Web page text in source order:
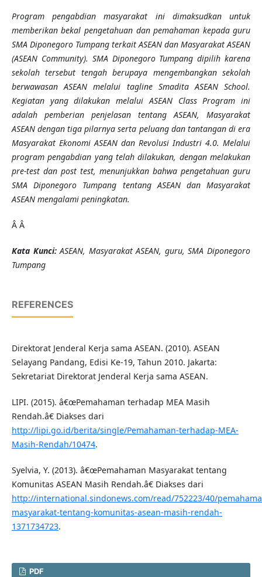
Program pengabdian masyarakat ini dimaksudkan untuk
memberikan bekal pengetahuan dan pemahaman kepada guru
SMA Diponegoro Tumpang terkait ASEAN dan Masyarakat ASEAN
(ASEAN Community). SMA Diponegoro Tumpang dipilih karena
sekolah tersebut tengah berupaya mengembangkan sekolah
berwawasan ASEAN melalui tagline Smadita ASEAN School.
Kegiatan yang dilakukan melalui ASEAN Class Program ini
adalah pemberian penjelasan tentang ASEAN, Masyarakat
ASEAN dengan tiga pilarnya serta peluang dan tantangan di era
Masyarakat Ekonomi ASEAN dan Revolusi Industri 4.0. Melalui
program pengabdian yang telah dilakukan, dengan melakukan
pre-test dan post test, menunjukkan bahwa pengetahuan guru
SMA Diponegoro Tumpang tentang ASEAN dan Masyarakat
ASEAN mengalami peningkatan.
Â Â
Kata Kunci:ASEAN, Masyarakat ASEAN, guru, SMA Diponegoro
Tumpang
REFERENCES
Direktorat Jenderal Kerja sama ASEAN. (2010). ASEAN
Selayang Pandang, Edisi Ke-19, Tahun 2010. Jakarta:
Sekretariat Direktorat Jenderal Kerja sama ASEAN.
LIPI. (2015). â€œPemahaman terhadap MEA Masih
Rendah.â€ Diakses dari
http://lipi.go.id/berita/single/Pemahaman-terhadap-MEA-
Masih-Rendah/10474.
Syelvia, Y. (2013). â€œPemahaman Masyarakat tentang
Komunitas ASEAN Masih Rendah.â€ Diakses dari
http://international.sindonews.com/read/752223/40/
masyarakat-tentang-komunitas-asean-masih-rendah-
1371734723.
PDF